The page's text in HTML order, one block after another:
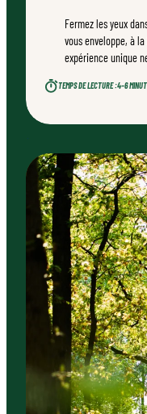
Fermez les yeux
vous enveloppe, à
expérience unique
TEMPS DE LECTURE :4–6